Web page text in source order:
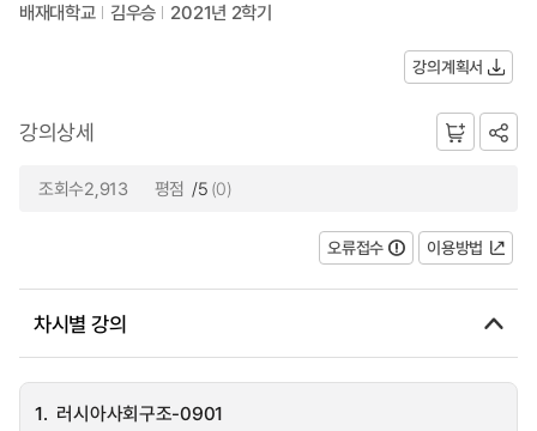
배재대학교 김우승 2021년 2학기
강의계획서
강의상세
조회수2,913 평점 /5 (0)
오류접수 이용방법
차시별 강의
1. 러시아사회구조-0901